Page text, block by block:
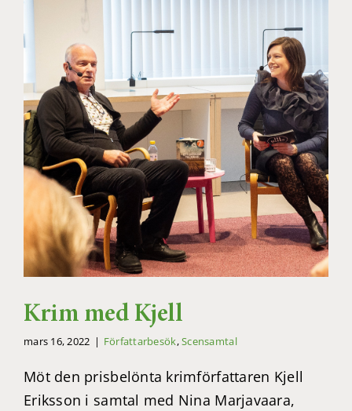
Krim med Kjell
mars 16, 2022 | Författarbesök,Scensamtal
Möt den prisbelönta krimförfattaren Kjell
Eriksson i samtal med Nina Marjavaara,